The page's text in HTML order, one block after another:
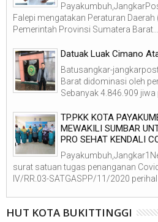
Falepi mengatakan Peraturan
Pemerintah Provinsi Sumatera Barat...
Datuak Luak Cimano
Batusangkar-
Barat didominasi oleh
Sebanyak 4.846.909 jiwa
TP.PKK KOTA
MEWAKILI SUMBAR
PRO SEHAT KENDALI
surat satuan tugas penanganan
IV/RR.03-SATGASPP/11/2020 perihal
HUT KOTA BUKITTINGGI